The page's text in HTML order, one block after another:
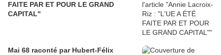
FAITE PAR ET POUR LE GRAND
CAPITAL"
Mai 68 raconté par Hubert-Félix